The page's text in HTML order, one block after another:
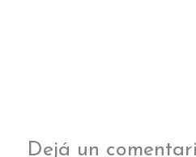
Dejá un